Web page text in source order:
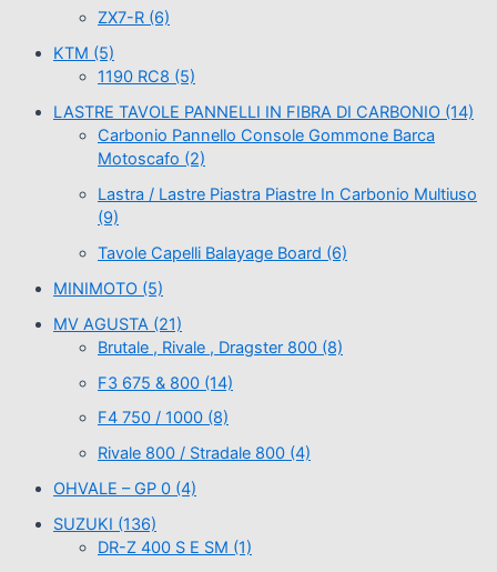
ZX7-R (6)
KTM (5)
1190 RC8 (5)
LASTRE TAVOLE PANNELLI IN FIBRA DI CARBONIO (14)
Carbonio Pannello Console Gommone Barca
Motoscafo (2)
Lastra / Lastre Piastra Piastre In Carbonio Multiuso
(9)
Tavole Capelli Balayage Board (6)
MINIMOTO (5)
MV AGUSTA (21)
Brutale , Rivale , Dragster 800 (8)
F3 675 & 800 (14)
F4 750 / 1000 (8)
Rivale 800 / Stradale 800 (4)
OHVALE – GP 0 (4)
SUZUKI (136)
DR-Z 400 S E SM (1)